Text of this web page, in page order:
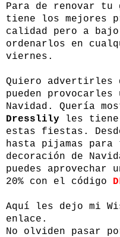
Para de renovar tu
tiene los mejores
calidad pero a
ordenarlos en
viernes.
Quiero advertirles
pueden provocarles
Navidad. Quería
Dresslily les tiene
estas fiestas.
hasta pijamas
decoración de
puedes aprovechar
20% con el código
Aquí les dejo mi
enlace.
No olviden pasar